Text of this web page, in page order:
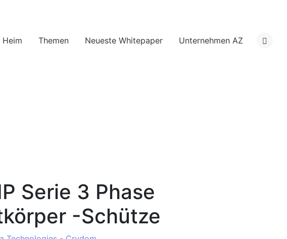
Heim Themen Neueste Whitepaper Unternehmen AZ
Serie 3 Phase
-Schütze